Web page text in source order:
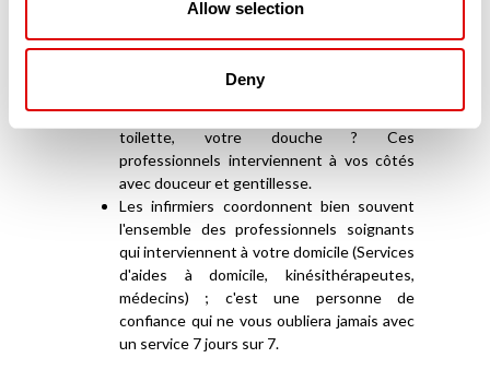
Allow selection
Deny
Spécialisées Alzheimer-) à votre domicile et
votre proche, malade.
Vous avez besoin d'appui pour votre
toilette, votre douche ? Ces
professionnels interviennent à vos côtés
avec douceur et gentillesse.
Les infirmiers coordonnent bien souvent
l'ensemble des professionnels soignants
qui interviennent à votre domicile (Services
d'aides à domicile, kinésithérapeutes,
médecins) ; c'est une personne de
confiance qui ne vous oubliera jamais avec
un service 7 jours sur 7.